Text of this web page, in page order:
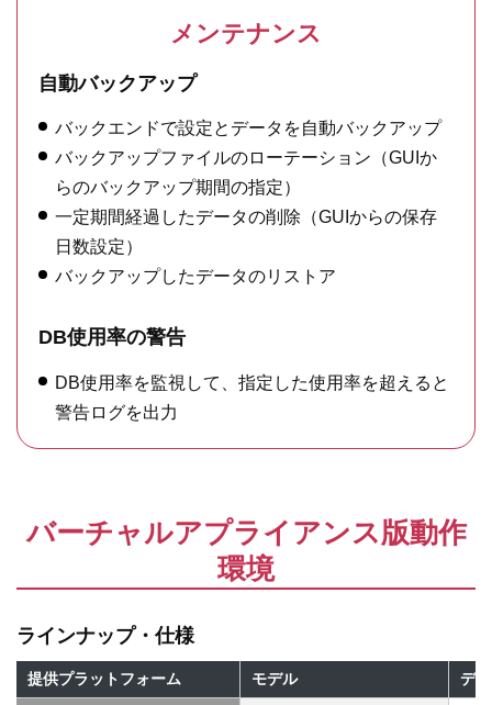
メンテナンス
自動バックアップ
バックエンドで設定とデータを自動バックアップ
バックアップファイルのローテーション（GUIか
らのバックアップ期間の指定）
一定期間経過したデータの削除（GUIからの保存
日数設定）
バックアップしたデータのリストア
DB使用率の警告
DB使用率を監視して、指定した使用率を超えると
警告ログを出力
バーチャルアプライアンス版動作
環境
ラインナップ・仕様
提供プラットフォーム モデル デ